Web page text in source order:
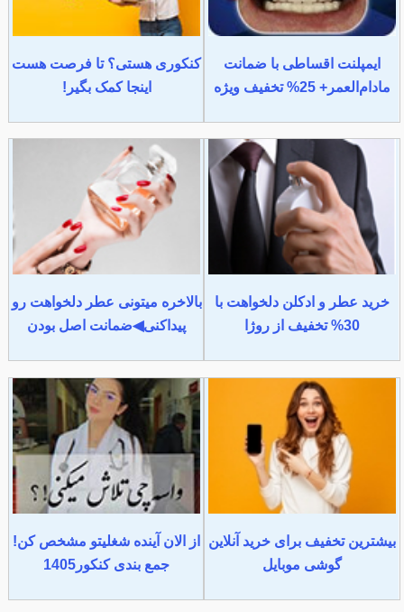
ایمپلنت اقساطی با ضمانت
مادام‌العمر+ 25% تخفیف ویژه
کنکوری هستی؟ تا فرصت هست
اینجا کمک بگیر!
خرید عطر و ادکلن دلخواهت با
30% تخفیف از روژا
بالاخره میتونی عطر دلخواهت رو
پیداکنی◀ضمانت اصل بودن
بیشترین تخفیف برای خرید آنلاین
گوشی موبایل
از الان آینده شغلیتو مشخص کن!
جمع بندی کنکور1405